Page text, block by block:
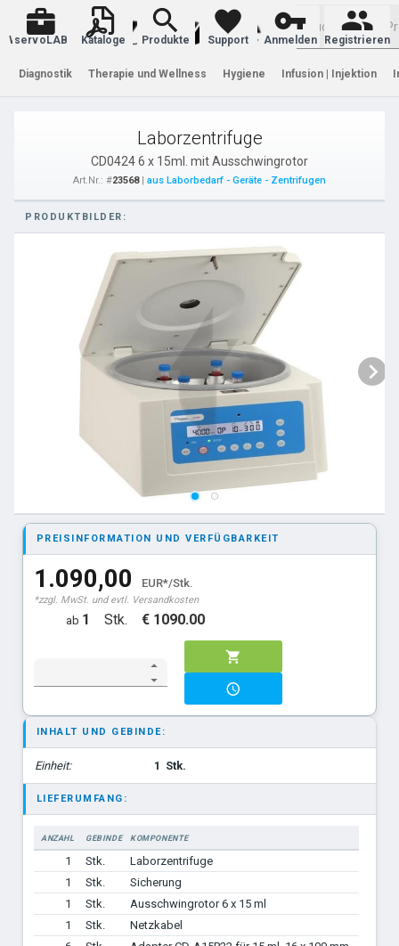
Warenkorb
servoLAB Kataloge Produkte Support Anmelden Registrieren
Diagnostik Therapie und Wellness Hygiene Infusion | Injektion
Laborzentrifuge
CD0424 6 x 15ml. mit Ausschwingrotor
Art.Nr.: #23568| aus Laborbedarf - Geräte - Zentrifugen
PRODUKTBILDER:
PREISINFORMATION UND VERFÜGBARKEIT
1.090,00 EUR*/Stk.
*zzgl. MwSt. und evtl. Versandkosten
ab 1 Stk. € 1090.00
INHALT UND GEBINDE:
Einheit: 1 Stk.
LIEFERUMFANG:
ANZAHL GEBINDE
KOMPONENTE
1
Stk.
Laborzentrifuge
1
Stk.
Sicherung
1
Stk.
Ausschwingrotor 6 x 15 ml
1
Stk.
Netzkabel